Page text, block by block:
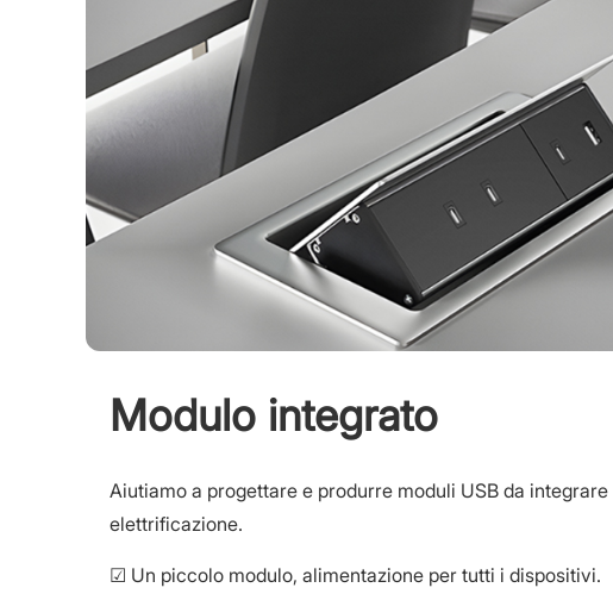
Modulo integrato
Aiutiamo a progettare e produrre moduli USB da
elettrificazione.
☑ Un piccolo modulo, alimentazione per tutti i dispositivi.